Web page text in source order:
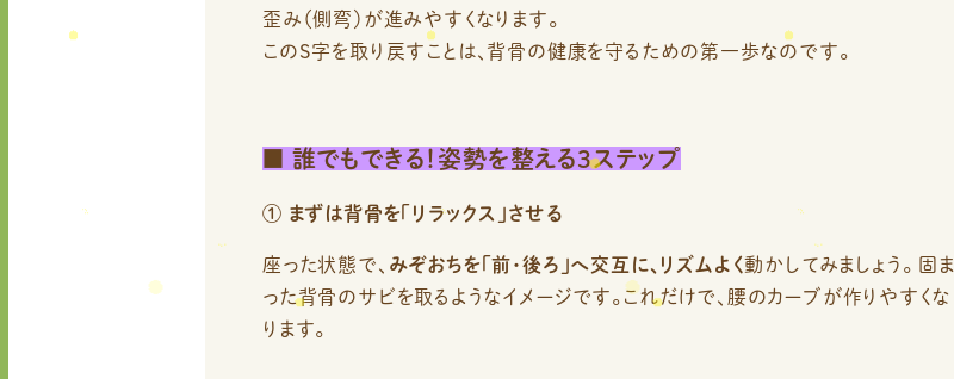
歪み（側弯）が進みやすくなります。
このS字を取り戻すことは、背骨の健康を守るための第一歩なのです。
誰でもできる！姿勢を整える3ステップ
① まずは背骨を「リラックス」させる
座った状態で、 みぞおちを「前・後ろ」へ交互に、リズムよく動かしてみましょう。 固ま
った背骨のサビを取るようなイメージです。これだけで、腰のカーブが作りやすくな
ります。